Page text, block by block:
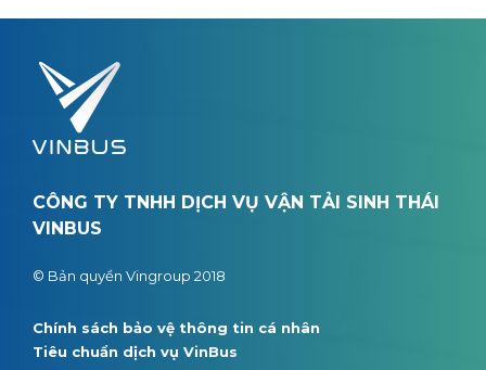
CÔNG TY TNHH DỊCH VỤ VẬN TẢI SINH THÁI
VINBUS
© Bản quyền Vingroup 2018
Chính sách bảo vệ thông tin cá nhân
Tiêu chuẩn dịch vụ VinBus